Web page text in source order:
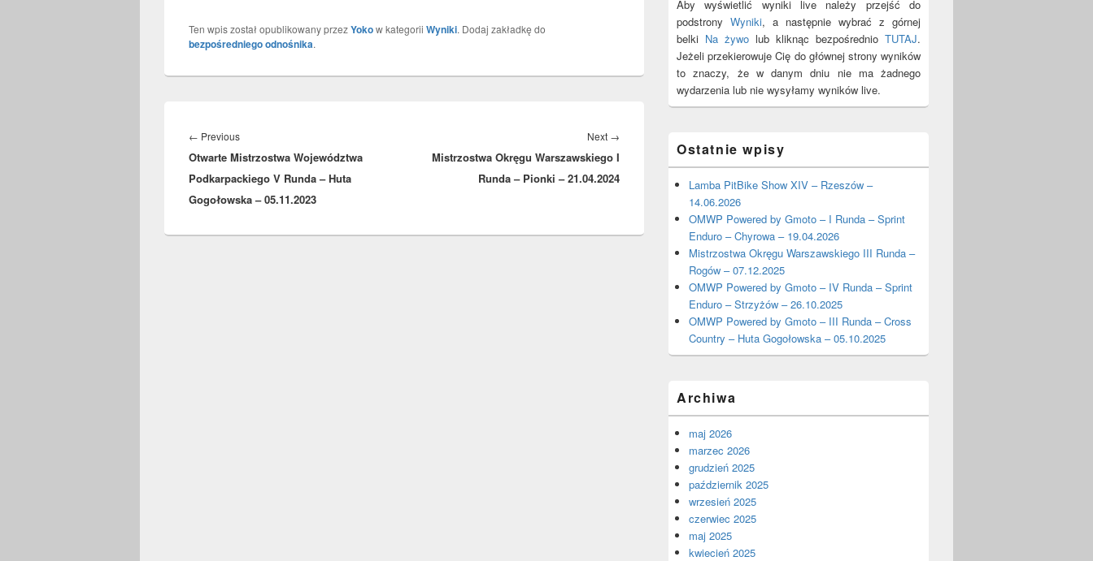
Ten wpis został opublikowany przezYokow kategorii Wyniki. Dodaj zakładkę do
bezpośredniego odnośnika.
wpisu
← PreviousPrevious
post:
Otwarte Mistrzostwa Województwa
Podkarpackiego V Runda – Huta
Gogołowska – 05.11.2023
Next →
Mistrzostwa Okręgu Warszawskiego I
Runda – Pionki – 21.04.2024
Aby wyświetlić wyniki live należy przejść do
podstrony Wyniki, a następnie wybrać z górnej
belki Na żywo lub kliknąc bezpośrednio TUTAJ.
Jeżeli przekierowuje Cię do głównej strony wyników
to znaczy, że w danym dniu nie ma żadnego
wydarzenia lub nie wysyłamy wyników live.
Ostatnie wpisy
Lamba PitBike Show XIV – Rzeszów –
14.06.2026
OMWP Powered by Gmoto – I Runda – Sprint
Enduro – Chyrowa – 19.04.2026
Mistrzostwa Okręgu Warszawskiego III Runda –
Rogów – 07.12.2025
OMWP Powered by Gmoto – IV Runda – Sprint
Enduro – Strzyżów – 26.10.2025
OMWP Powered by Gmoto – III Runda – Cross
Country – Huta Gogołowska – 05.10.2025
Archiwa
maj 2026
marzec 2026
grudzień 2025
październik 2025
wrzesień 2025
czerwiec 2025
maj 2025
kwiecień 2025